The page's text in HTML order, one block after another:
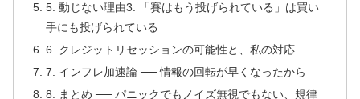
5. 動じない理由3: 「賽はもう投げられている」は買い
手にも投げられている
6. クレジットリセッションの可能性と、私の対応
7. インフレ加速論 ── 情報の回転が早くなったから
8. まとめ ── パニックでもノイズ無視でもない、規律